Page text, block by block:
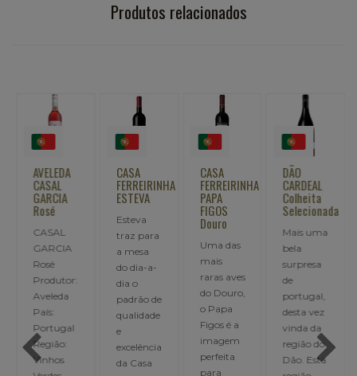
Produtos relacionados
AVELEDA
CASAL
GARCIA
Rosé
CASAL
GARCIA
Rosé
Produtor:
Aveleda
País:
Portugal
Região:
Vinhos
CASA
FERREIRINHA
ESTEVA
Esteva
traz para
a mesa
do dia-a-
dia o
padrão de
qualidade
e
excelência
da Casa
CASA
FERREIRINHA
PAPA
FIGOS
Douro
Uma das
mais
raras aves
do Douro,
o Papa
Figos é a
imagem
perfeita
para
DÃO
CARDEAL
Colheita
Selecionada
Mais uma
bela
surpresa
de
portugal,
desta vez
vinda da
região do
Dão. Esta